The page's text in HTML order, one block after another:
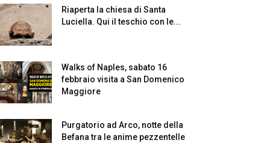
Riaperta la chiesa di Santa
Luciella. Qui il teschio con le...
Walks of Naples, sabato 16
febbraio visita a San Domenico
Maggiore
Purgatorio ad Arco, notte della
Befana tra le anime pezzentelle